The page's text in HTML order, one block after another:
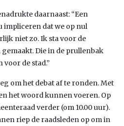
daarnaast: “Een
impliceren dat we op nul
niet zo. Ik sta voor de
Die in de prullenbak
de stad.”
om het debat af te ronden. Met
het woord kunnen voeren. Op
verder (om 10.00 uur).
riep de raadsleden op om in